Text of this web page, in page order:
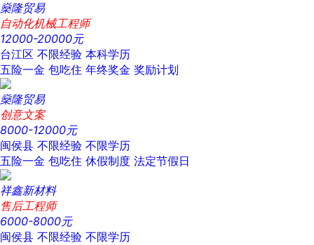
燊隆贸易
自动化机械工程师
12000-20000元
台江区 不限经验 本科学历
五险一金 包吃住 年终奖金 奖励计划
燊隆贸易
创意文案
8000-12000元
闽侯县 不限经验 不限学历
五险一金 包吃住 休假制度 法定节假日
祥鑫新材料
售后工程师
6000-8000元
闽侯县 不限经验 不限学历